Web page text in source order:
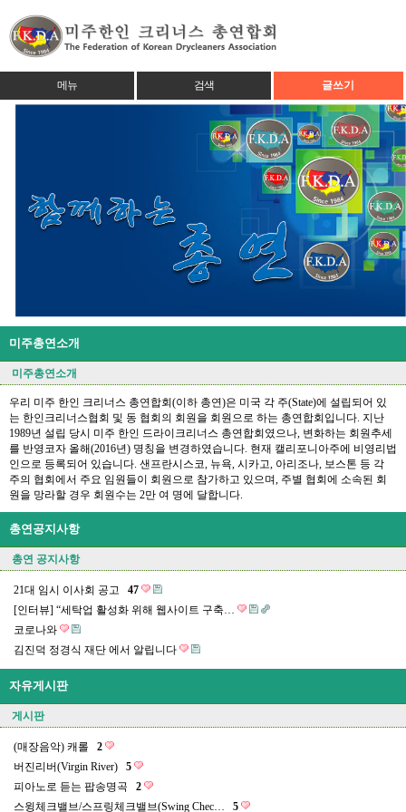
메뉴 검색 글쓰기
미주총연소개
미주총연소개
우리 미주 한인 크리너스 총연합회(이하 총연)은 미국 각 주(State)에 설립되어 있
는 한인크리너스협회 및 동 협회의 회원을 회원으로 하는 총연합회입니다. 지난
1989년 설립 당시 미주 한인 드라이크리너스 총연합회였으나, 변화하는 회원추세
를 반영코자 올해(2016년) 명칭을 변경하였습니다. 현재 캘리포니아주에 비영리법
인으로 등록되어 있습니다. 샌프란시스코, 뉴욕, 시카고, 아리조나, 보스톤 등 각
주의 협회에서 주요 임원들이 회원으로 참가하고 있으며, 주별 협회에 소속된 회
원을 망라할 경우 회원수는 2만 여 명에 달합니다.
총연공지사항
총연 공지사항
21대 임시 이사회 공고
47
[인터뷰] “세탁업 활성화 위해 웹사이트 구축…
코로나와
김진덕 정경식 재단 에서 알립니다
자유게시판
게시판
(매장음악) 캐롤
2
버진리버(Virgin River)
5
피아노로 듣는 팝송명곡
2
스윙체크밸브/스프링체크밸브(Swing Chec…
5